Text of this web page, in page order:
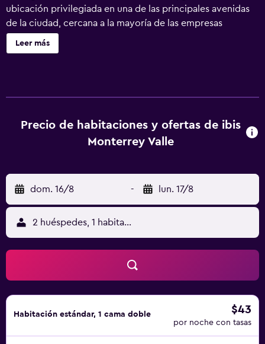
ubicación privilegiada en una de las principales avenidas
de la ciudad, cercana a la mayoría de las empresas
corporativas. Con 105 habitaciones cómodas, el hotel
ofrece Wi-Fi gratis, desayuno buffet completo,
Leer más
Precio de habitaciones y ofertas de ibis
Monterrey Valle
dom. 16/8 - lun. 17/8
2 huéspedes, 1 habitación
Habitación estándar, 1 cama doble $43
por noche con tasas